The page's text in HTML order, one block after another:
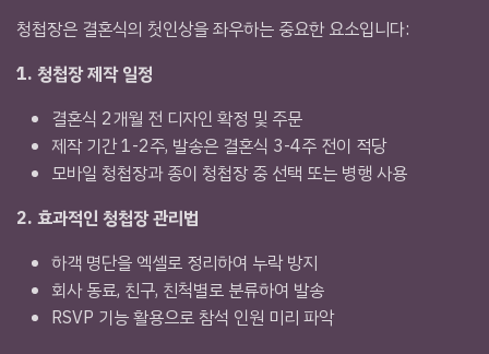
청첩장은 결혼식의 첫인상을 좌우하는 중요한 요소입니다:
1. 청첩장 제작 일정
결혼식 2개월 전 디자인 확정 및 주문
제작 기간 1-2주, 발송은 결혼식 3-4주 전이 적당
모바일 청첩장과 종이 청첩장 중 선택 또는 병행 사용
2. 효과적인 청첩장 관리법
하객 명단을 엑셀로 정리하여 누락 방지
회사 동료, 친구, 친척별로 분류하여 발송
RSVP 기능 활용으로 참석 인원 미리 파악